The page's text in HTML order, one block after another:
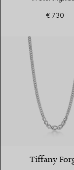
€ 730
Tiffany